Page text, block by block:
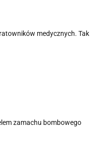
medycznych. Tak
zamachu bombowego